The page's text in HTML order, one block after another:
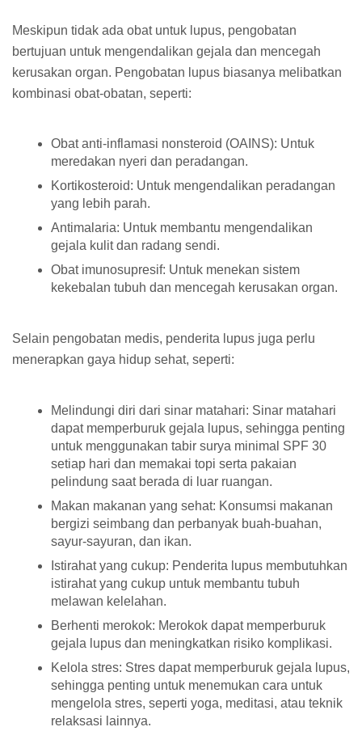
Meskipun tidak ada obat untuk lupus, pengobatan
bertujuan untuk mengendalikan gejala dan mencegah
kerusakan organ. Pengobatan lupus biasanya melibatkan
kombinasi obat-obatan, seperti:
Obat anti-inflamasi nonsteroid (OAINS): Untuk
meredakan nyeri dan peradangan.
Kortikosteroid: Untuk mengendalikan peradangan
yang lebih parah.
Antimalaria: Untuk membantu mengendalikan
gejala kulit dan radang sendi.
Obat imunosupresif: Untuk menekan sistem
kekebalan tubuh dan mencegah kerusakan organ.
Selain pengobatan medis, penderita lupus juga perlu
menerapkan gaya hidup sehat, seperti:
Melindungi diri dari sinar matahari: Sinar matahari
dapat memperburuk gejala lupus, sehingga penting
untuk menggunakan tabir surya minimal SPF 30
setiap hari dan memakai topi serta pakaian
pelindung saat berada di luar ruangan.
Makan makanan yang sehat: Konsumsi makanan
bergizi seimbang dan perbanyak buah-buahan,
sayur-sayuran, dan ikan.
Istirahat yang cukup: Penderita lupus membutuhkan
istirahat yang cukup untuk membantu tubuh
melawan kelelahan.
Berhenti merokok: Merokok dapat memperburuk
gejala lupus dan meningkatkan risiko komplikasi.
Kelola stres: Stres dapat memperburuk gejala lupus,
sehingga penting untuk menemukan cara untuk
mengelola stres, seperti yoga, meditasi, atau teknik
relaksasi lainnya.